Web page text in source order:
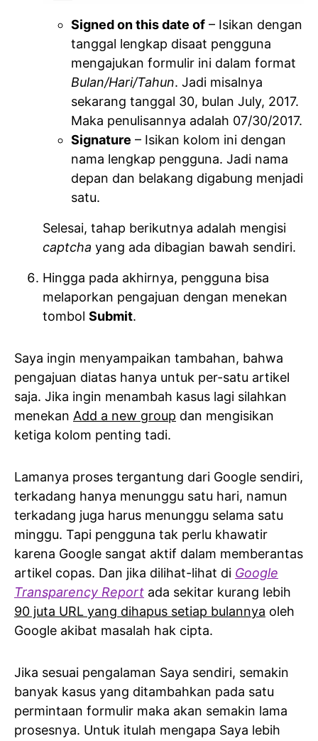
Signed on this date of – Isikan dengan
tanggal lengkap disaat pengguna
mengajukan formulir ini dalam format
Bulan/Hari/Tahun. Jadi misalnya
sekarang tanggal 30, bulan July, 2017.
Maka penulisannya adalah 07/30/2017.
Signature – Isikan kolom ini dengan
nama lengkap pengguna. Jadi nama
depan dan belakang digabung menjadi
satu.
Selesai, tahap berikutnya adalah mengisi
captcha yang ada dibagian bawah sendiri.
Hingga pada akhirnya, pengguna bisa
melaporkan pengajuan dengan menekan
tombol Submit.
Saya ingin menyampaikan tambahan, bahwa
pengajuan diatas hanya untuk per-satu artikel
saja. Jika ingin menambah kasus lagi silahkan
menekan Add a new group dan mengisikan
ketiga kolom penting tadi.
Lamanya proses tergantung dari Google sendiri,
terkadang hanya menunggu satu hari, namun
terkadang juga harus menunggu selama satu
minggu. Tapi pengguna tak perlu khawatir
karena Google sangat aktif dalam memberantas
artikel copas. Dan jika dilihat-lihat di Google
Transparency Report ada sekitar kurang lebih
90 juta URL yang dihapus setiap bulannya oleh
Google akibat masalah hak cipta.
Jika sesuai pengalaman Saya sendiri, semakin
banyak kasus yang ditambahkan pada satu
permintaan formulir maka akan semakin lama
prosesnya. Untuk itulah mengapa Saya lebih